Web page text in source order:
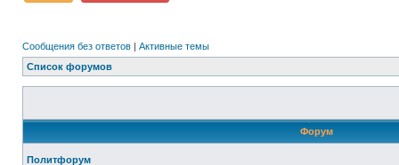
Сообщения без ответов | Активные темы
Список форумов
Форум
Политфорум